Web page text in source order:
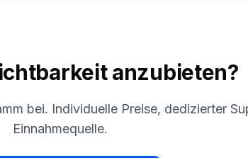
anzubieten?
bei. Individuelle Preise, dedizierter
Einnahmequelle.